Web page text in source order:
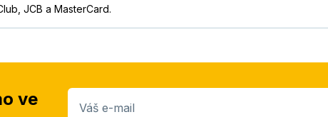
JCB a MasterCard.
ve
Váš e-mail